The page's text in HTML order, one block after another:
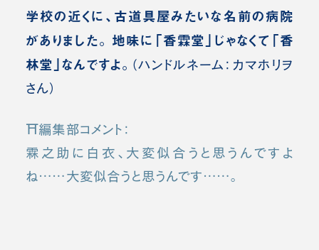
学校の近くに、古道具屋みたいな名前の病院
がありました。 地味に「香霖堂」じゃなくて「香
林堂」なんですよ。 （ハンドルネーム：カマホリヲ
さん）
⛩️編集部コメント：
霖之助に白衣、大変似合うと思うんですよ
ね……大変似合うと思うんです……。